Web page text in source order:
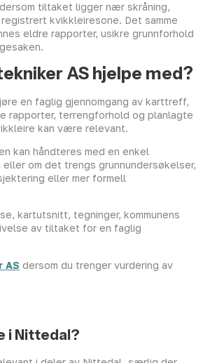
tiltaket ligger nær skråning,
kvikkleiresone. Det samme
eldre rapporter, usikre grunnforhold
AS hjelpe med?
en faglig gjennomgang av karttreff,
rapporter, terrengforhold og planlagte
kan være relevant.
kan håndteres med en enkel
om det trengs grunnundersøkelser,
eller mer formell
kartutsnitt, tegninger, kommunens
av tiltaket for en faglig
AS dersom du trenger vurdering av
i Nittedal?